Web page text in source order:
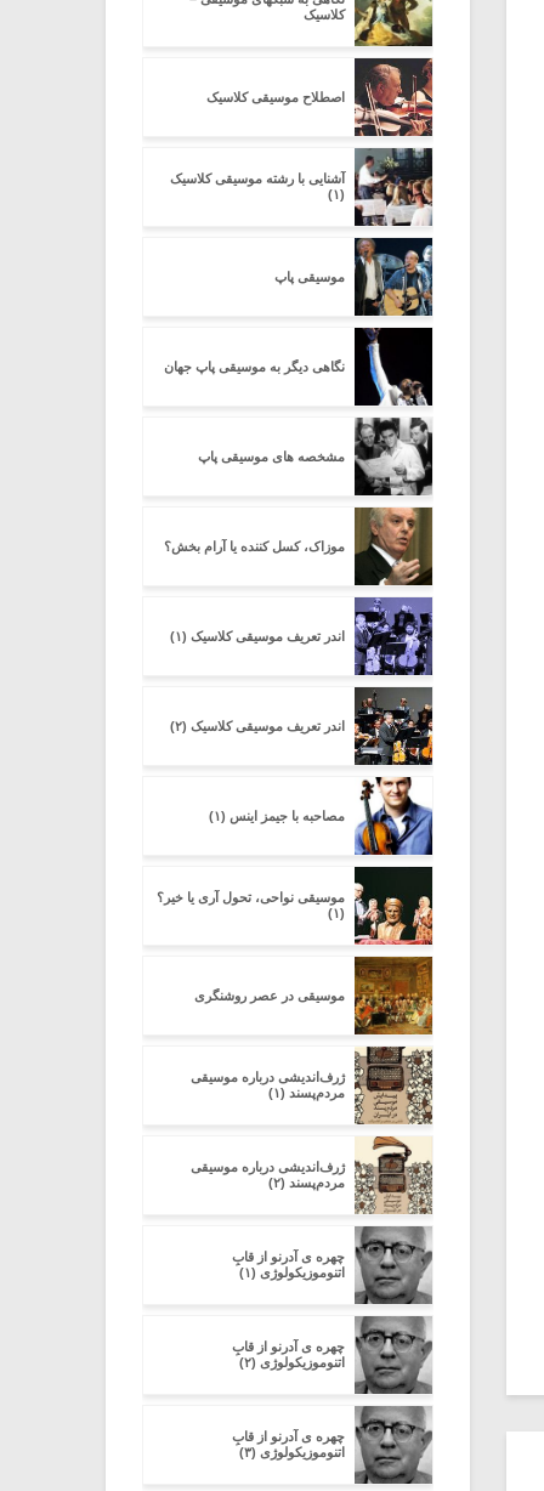
کلاسیک
اصطلاح موسیقی کلاسیک
آشنایی با رشته موسیقی کلاسیک
(۱)
موسیقی پاپ
نگاهی دیگر به موسیقی پاپ جهان
مشخصه های موسیقی پاپ
موزاک، کسل کننده یا آرام بخش؟
اندر تعریف موسیقی کلاسیک (۱)
اندر تعریف موسیقی کلاسیک (۲)
مصاحبه با جیمز اینس (۱)
موسیقی نواحی، تحول آری یا خیر؟
(۱)
موسیقی در عصر روشنگری
ژرف‌اندیشی درباره‌ موسیقی
مردم‌پسند (۱)
ژرف‌اندیشی درباره‌ موسیقی
مردم‌پسند (۲)
چهره ی آدرنو از قابِ
اتنوموزیکولوژی (۱)
چهره ی آدرنو از قابِ
اتنوموزیکولوژی (۲)
چهره ی آدرنو از قابِ
اتنوموزیکولوژی (۳)